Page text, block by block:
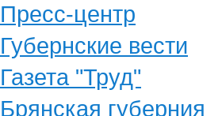
Пресс-центр
Губернские вести
Газета "Труд"
Брянская губерния